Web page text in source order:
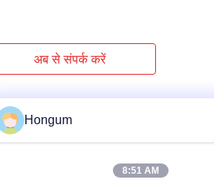
अब से संपर्क करें
Hongum
8:51 AM